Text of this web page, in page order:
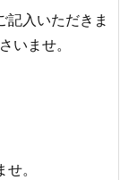
記入いただきま
いませ。
。